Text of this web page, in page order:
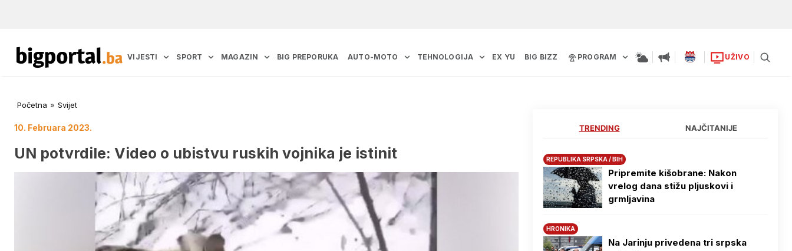
VIJESTI SPORT MAGAZIN BIG PREPORUKA AUTO-MOTO TEHNOLOGIJA EX YU BIG BIZZ PROGRAM UŽIVO
Početna » Svijet
10. Februara 2023.
UN potvrdile: Video o ubistvu ruskih vojnika je istinit
TRENDING NAJČITANIJE
REPUBLIKA SRPSKA / BIH
Pripremite kišobrane: Nakon
vrelog dana stižu pljuskovi i
grmljavina
HRONIKA
Na Јarinju privedena tri srpska